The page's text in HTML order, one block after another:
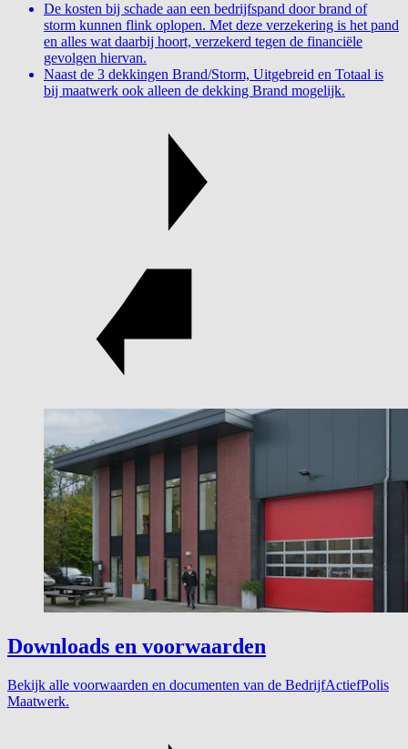
De kosten bij schade aan een bedrijfspand door brand of
storm kunnen flink oplopen. Met deze verzekering is het pand
en alles wat daarbij hoort, verzekerd tegen de financiële
gevolgen hiervan.
Naast de 3 dekkingen Brand/Storm, Uitgebreid en Totaal is
bij maatwerk ook alleen de dekking Brand mogelijk.
Downloads en voorwaarden
Bekijk alle voorwaarden en documenten van de BedrijfActiefPolis
Maatwerk.